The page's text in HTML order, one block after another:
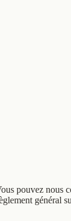
pouvez nous
général